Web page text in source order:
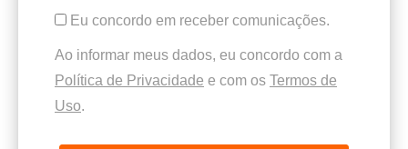
Eu concordo em receber comunicações.
Ao informar meus dados, eu concordo com a
Política de Privacidade e com os Termos de
Uso.